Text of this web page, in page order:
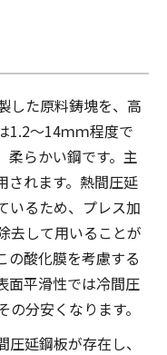
した原料鋳塊を、高
1.2～14ｍｍ程度で
柔らかい鋼です。主
されます。熱間圧延
いるため、プレス加
去して用いることが
の酸化膜を考慮する
面平滑性では冷間圧
分安くなります。
延鋼板が存在し、